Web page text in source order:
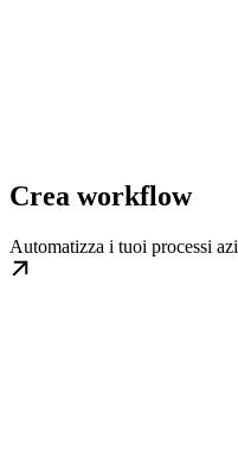
Crea workflow
Automatizza i tuoi processi